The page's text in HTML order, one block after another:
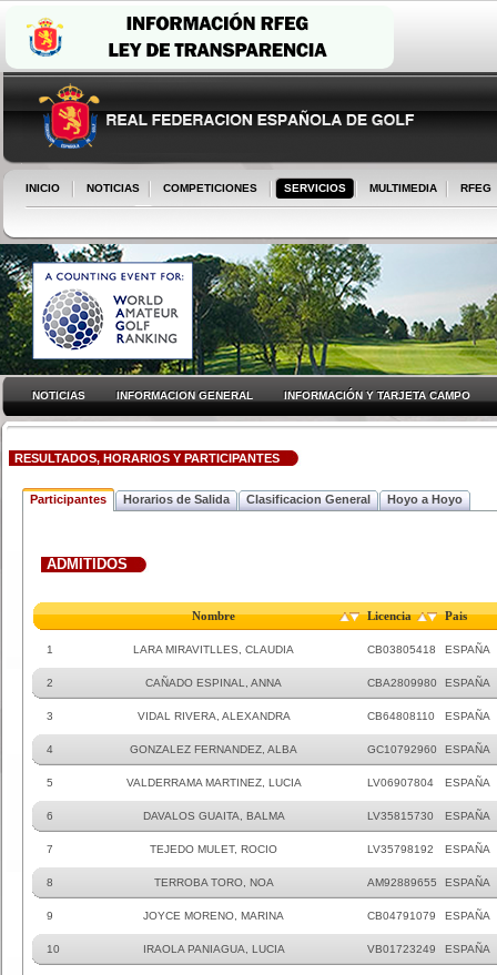
INICIO NOTICIAS COMPETICIONES SERVICIOS MULTIMEDIA RFEG
NOTICIAS INFORMACION GENERAL INFORMACIÓN Y TARJETA CAMPO
RESULTADOS, HORARIOS Y PARTICIPANTES
Participantes Horarios de Salida Clasificacion General Hoyo a Hoyo
ADMITIDOS
Nombre Licencia Pais
1 LARA MIRAVITLLES, CLAUDIA CB03805418 ESPAÑA
2 CAÑADO ESPINAL, ANNA CBA2809980 ESPAÑA
3 VIDAL RIVERA, ALEXANDRA CB64808110 ESPAÑA
4 GONZALEZ FERNANDEZ, ALBA GC10792960 ESPAÑA
5 VALDERRAMA MARTINEZ, LUCIA LV06907804 ESPAÑA
6 DAVALOS GUAITA, BALMA LV35815730 ESPAÑA
7 TEJEDO MULET, ROCIO LV35798192 ESPAÑA
8 TERROBA TORO, NOA AM92889655 ESPAÑA
9 JOYCE MORENO, MARINA CB04791079 ESPAÑA
10 IRAOLA PANIAGUA, LUCIA VB01723249 ESPAÑA